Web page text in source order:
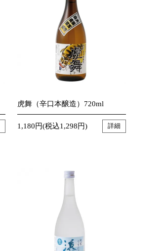
虎舞（辛口本醸造）720ml
1,180円(税込1,298円) 詳細